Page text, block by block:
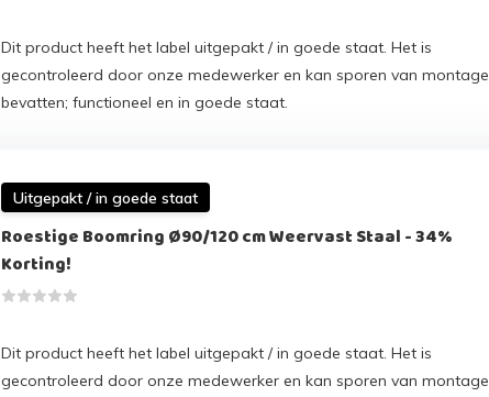
Dit product heeft het label uitgepakt / in goede staat. Het is
gecontroleerd door onze medewerker en kan sporen van montage
bevatten; functioneel en in goede staat.
Uitgepakt / in goede staat
Roestige Boomring Ø90/120 cm Weervast Staal - 34%
Korting!
Dit product heeft het label uitgepakt / in goede staat. Het is
gecontroleerd door onze medewerker en kan sporen van montage